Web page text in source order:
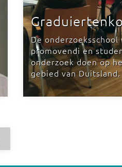
De onderzoeksschool
promovendi en
onderzoek doen op
gebied van Duitsland.